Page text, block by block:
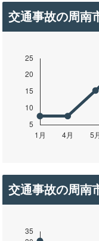
交通事故の周南
交通事故の周南